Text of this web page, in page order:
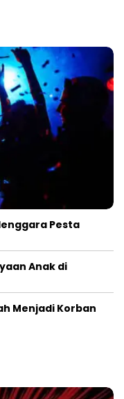
Pesta
Anak di
Menjadi Korban